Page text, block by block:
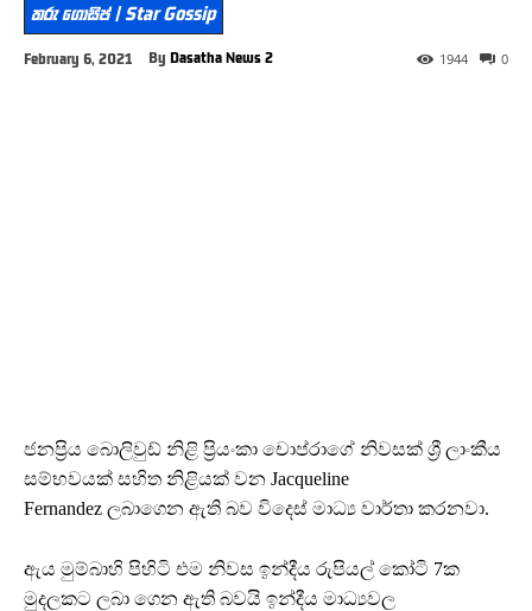
තරු ගොසිප් | Star Gossip
February 6, 2021 By Dasatha News 2 0
1944
ජනප්‍රිය බොලිවුඩ් නිළි ප්‍රියංකා චොප්රාගේ නිවසක් ශ්‍රී ලාංකීය
සම්භවයක් සහිත නිළියක් වන Jacqueline
Fernandez ලබාගෙන ඇති බව විදෙස් මාධ්‍ය වාර්තා කරනවා.
ඇය මුම්බාහි පිහිටි එම නිවස ඉන්දීය රුපියල් කෝටි 7ක
මුදලකට ලබා ගෙන ඇති බවයි ඉන්දීය මාධ්‍යවල